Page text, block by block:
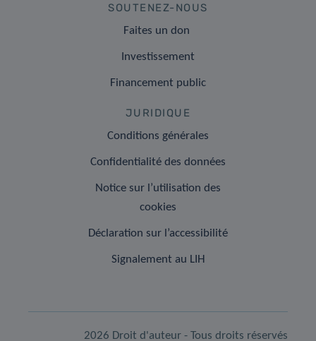
SOUTENEZ-NOUS
Faites un don
Investissement
Financement public
JURIDIQUE
Conditions générales
Confidentialité des données
Notice sur l’utilisation des
cookies
Déclaration sur l’accessibilité
Signalement au LIH
2026 Droit d'auteur - Tous droits réservés